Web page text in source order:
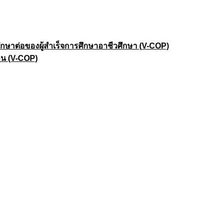
าต่อของผู้สำเร็จการศึกษาอาชีวศึกษา (V-COP)
(V-COP)